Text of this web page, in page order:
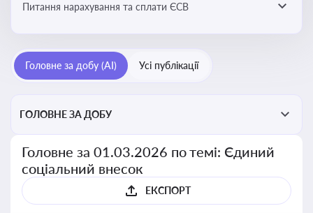
Питання нарахування та сплати ЄСВ
Головне за добу (AI) Усі публікації
ГОЛОВНЕ ЗА ДОБУ
Головне за 01.03.2026 по темі: Єдиний
соціальний внесок
ЕКСПОРТ